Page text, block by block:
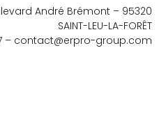
André Brémont – 95320
SAINT-LEU-LA-FORÊT
– contact@erpro-group.com